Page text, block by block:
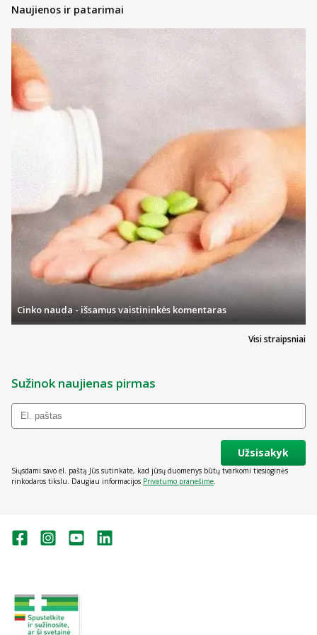
Naujienos ir patarimai
Visi straipsniai
Cinko nauda - išsamus vaistininkės komentaras
Sužinok naujienas pirmas
Užsisakyk
Siųsdami savo el. paštą Jūs sutinkate, kad jūsų duomenys būtų tvarkomi tiesioginės
rinkodaros tikslu. Daugiau informacijos Privatumo pranešime.